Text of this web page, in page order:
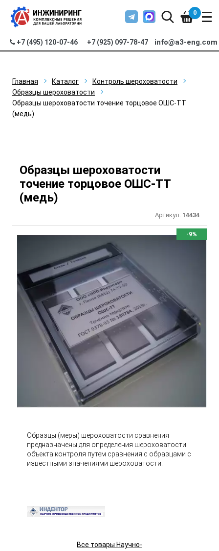
+7 (495) 120-07-46 +7 (925) 097-78-47 info@a3-eng.com
0
Главная Каталог
Контроль шероховатости
Образцы шероховатости
Образцы шероховатости точение торцовое ОШС-ТТ
(медь)
Образцы шероховатости
точение торцовое ОШС-ТТ
(медь)
Артикул: 14434
-9%
Образцы (меры) шероховатости сравнения
предназначены для определения шероховатости
объекта контроля путем сравнения с образцами с
известными значениями шероховатости.
Все товары Научно-